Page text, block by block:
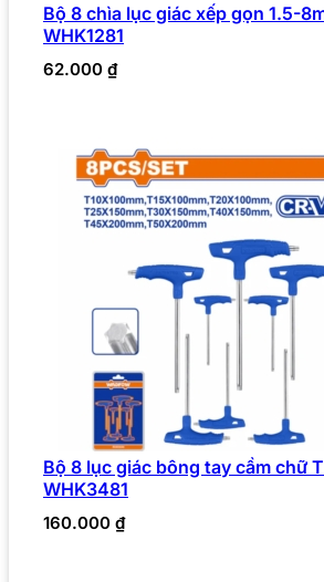
Bộ 8 chìa lục giác xếp gọn 1.5-
WHK1281
62.000 ₫
Bộ 8 lục giác bông tay cầm chữ
WHK3481
160.000 ₫